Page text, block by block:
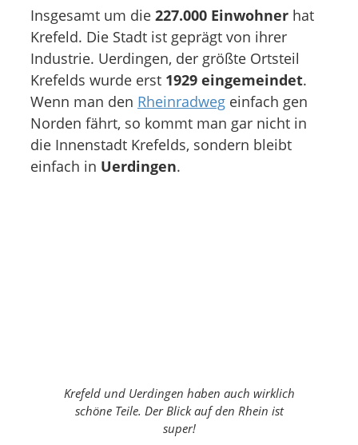
Insgesamt um die 227.000 Einwohner hat
Krefeld. Die Stadt ist geprägt von ihrer
Industrie. Uerdingen, der größte Ortsteil
Krefelds wurde erst 1929 eingemeindet.
Wenn man den Rheinradweg einfach gen
Norden fährt, so kommt man gar nicht in
die Innenstadt Krefelds, sondern bleibt
einfach in Uerdingen.
Krefeld und Uerdingen haben auch wirklich
schöne Teile. Der Blick auf den Rhein ist
super!